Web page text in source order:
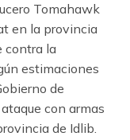
Tomahawk
en la provincia
contra la
estimaciones
de
con armas
de Idlib.